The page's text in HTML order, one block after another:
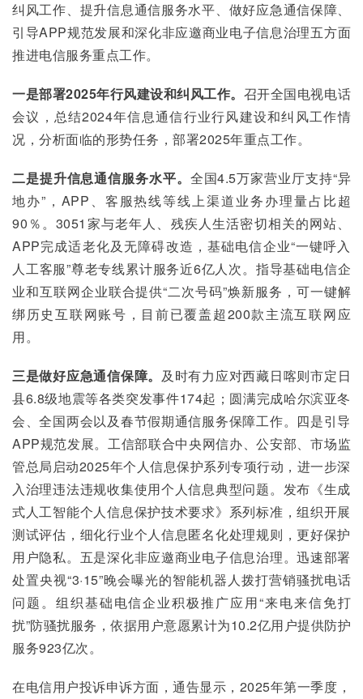
纠风工作、提升信息通信服务水平、做好应急通信保障、
引导APP规范发展和深化非应邀商业电子信息治理五方面
推进电信服务重点工作。
一是部署2025年行风建设和纠风工作。 召开全国电视电话
会议，总结2024年信息通信行业行风建设和纠风工作情
况，分析面临的形势任务，部署2025年重点工作。
二是提升信息通信服务水平。 全国4.5万家营业厅支持“异
地办”，APP、客服热线等线上渠道业务办理量占比超
90％。3051家与老年人、残疾人生活密切相关的网站、
APP完成适老化及无障碍改造，基础电信企业“一键呼入
人工客服”尊老专线累计服务近6亿人次。指导基础电信企
业和互联网企业联合提供“二次号码”焕新服务，可一键解
绑历史互联网账号，目前已覆盖超200款主流互联网应
用。
三是做好应急通信保障。 及时有力应对西藏日喀则市定日
县6.8级地震等各类突发事件174起；圆满完成哈尔滨亚冬
会、全国两会以及春节假期通信服务保障工作。四是引导
APP规范发展。工信部联合中央网信办、公安部、市场监
管总局启动2025年个人信息保护系列专项行动，进一步深
入治理违法违规收集使用个人信息典型问题。发布《生成
式人工智能个人信息保护技术要求》系列标准，组织开展
测试评估，细化行业个人信息匿名化处理规则，更好保护
用户隐私。五是深化非应邀商业电子信息治理。迅速部署
处置央视“3·15”晚会曝光的智能机器人拨打营销骚扰电话
问题。组织基础电信企业积极推广应用“来电来信免打
扰”防骚扰服务，依据用户意愿累计为10.2亿用户提供防护
服务923亿次。
在电信用户投诉申诉方面，通告显示，2025年第一季度，